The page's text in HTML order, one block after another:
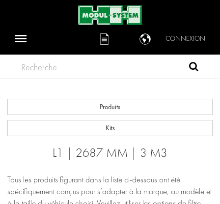
CONNEXION
Recherche
Produits
Kits
L1 | 2687 MM | 3 M3
Tous les produits figurant dans la liste ci-dessous ont été
spécifiquement conçus pour s’adapter à la marque, au modèle et